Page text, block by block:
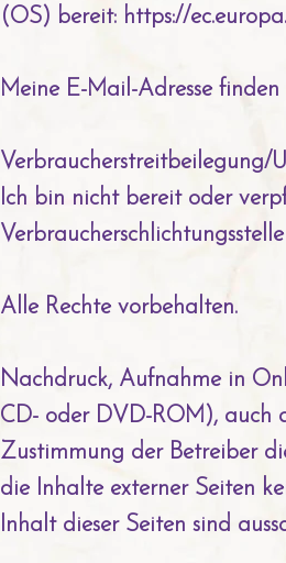
(OS) bereit: https://
Meine E-Mail-Adresse
Verbraucherstreitbeilegung/
Ich bin nicht bereit oder
Alle Rechte vorbehalten.
Nachdruck, Aufnahme in
CD- oder DVD-ROM), auch
Zustimmung der Betreiber
die Inhalte externer Seiten
Inhalt dieser Seiten sind